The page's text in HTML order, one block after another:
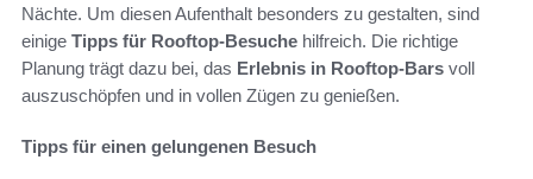
Nächte. Um diesen Aufenthalt besonders zu gestalten, sind
einige Tipps für Rooftop-Besuche hilfreich. Die richtige
Planung trägt dazu bei, das Erlebnis in Rooftop-Bars voll
auszuschöpfen und in vollen Zügen zu genießen.
Tipps für einen gelungenen Besuch